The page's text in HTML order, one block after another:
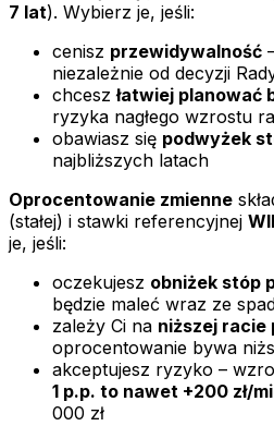
7 lat). Wybierz je, jeśli:
cenisz przewidywalność
niezależnie od decyzji
chceszłatwiej planować
ryzyka nagłego wzrostu
obawiasz się podwyżek
najbliższych latach
Oprocentowanie zmienne
(stałej) i stawki referencyjnej
je, jeśli:
oczekujesz obniżek stóp
będzie maleć wraz ze
zależy Ci na niższej racie
oprocentowanie bywa
akceptujesz ryzyko –
1 p.p. to nawet +200 zł/
000 zł